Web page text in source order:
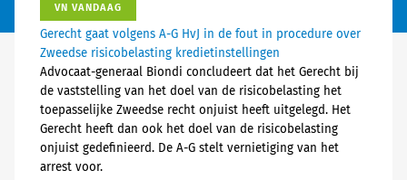
VN VANDAAG
Gerecht gaat volgens A-G HvJ in de fout in procedure over
Zweedse risicobelasting kredietinstellingen
Advocaat-generaal Biondi concludeert dat het Gerecht bij
de vaststelling van het doel van de risicobelasting het
toepasselijke Zweedse recht onjuist heeft uitgelegd. Het
Gerecht heeft dan ook het doel van de risicobelasting
onjuist gedefinieerd. De A-G stelt vernietiging van het
arrest voor.